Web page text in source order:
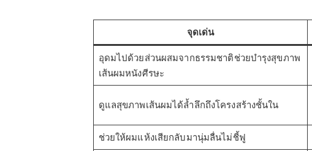
จุดเด่น
อุดมไปด้วยส่วนผสมจากธรรมชาติช่วยบำรุงสุขภาพ
เส้นผมหนังศีรษะ
ดูแลสุขภาพเส้นผมได้ล้ำลึกถึงโครงสร้างชั้นใน
ช่วยให้ผมแห้งเสียกลับมานุ่มลื่นไม่ชี้ฟู